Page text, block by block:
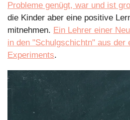
Probleme genügt, war und ist
die Kinder aber eine positive
mitnehmen. Ein Lehrer einer
in den "Schulgschichtn" aus der
Experiments.